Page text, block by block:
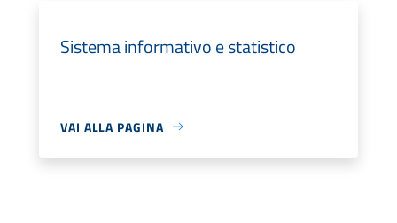
Sistema informativo e statistico
VAI ALLA PAGINA